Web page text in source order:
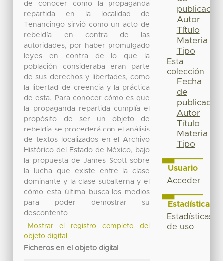
de conocer como la propaganda
repartida en la localidad de
Tenancingo sirvió como un acto de
rebeldía en contra de las
autoridades, por haber promulgado
leyes en contra de lo que la
población consideraba eran parte
de sus derechos y libertades, como
la libertad de creencia y la práctica
de esta. Para conocer cómo es que
la propaganda repartida cumplía el
propósito de ser un objeto de
rebeldía se procederá con el análisis
de textos localizados en el Archivo
Histórico del Estado de México, bajo
la propuesta de James Scott sobre
la lucha que existe entre la clase
dominante y la clase subalterna y el
cómo esta última busca los medios
para poder demostrar su
descontento
Mostrar el registro completo del
objeto digital
Ficheros en el objeto digital
publicación
Autor
Título
Materia
Tipo
Esta
colección
Fecha
de
publicación
Autor
Título
Materia
Tipo
Usuario
Acceder
Estadísticas
Estadísticas
de uso